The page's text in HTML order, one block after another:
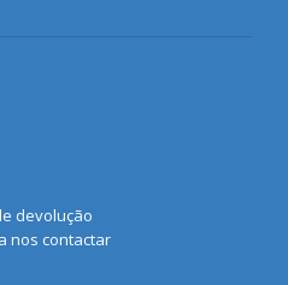
devolução
nos contactar